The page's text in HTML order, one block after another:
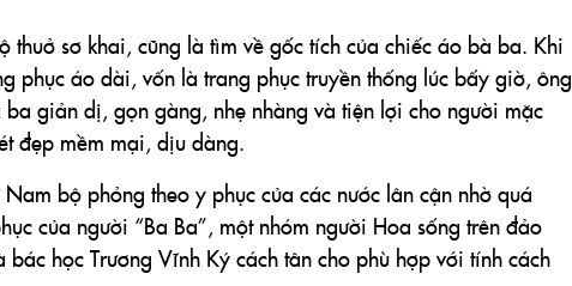
sơ khai, cũng là tìm về gốc tích của chiếc áo bà ba. Khi
phục áo dài, vốn là trang phục truyền thống lúc bấy giờ, ông
giản dị, gọn gàng, nhẹ nhàng và tiện lợi cho người mặc
đẹp mềm mại, dịu dàng.
bộ phỏng theo y phục của các nước lân cận nhờ quá
của người “Ba Ba”, một nhóm người Hoa sống trên đảo
học Trương Vĩnh Ký cách tân cho phù hợp với tính cách